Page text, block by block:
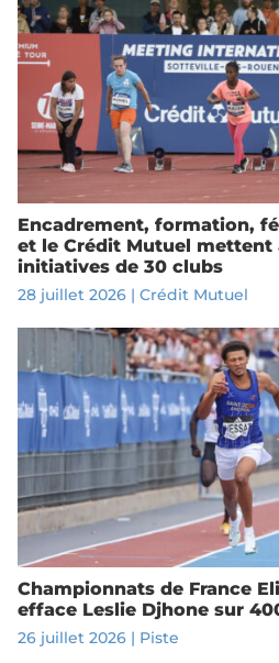
Encadrement, formation,
et le Crédit Mutuel mettent
initiatives de 30 clubs
28 juillet 2026| Crédit Mutuel
Championnats de France
efface Leslie Djhone sur
26 juillet 2026| Piste